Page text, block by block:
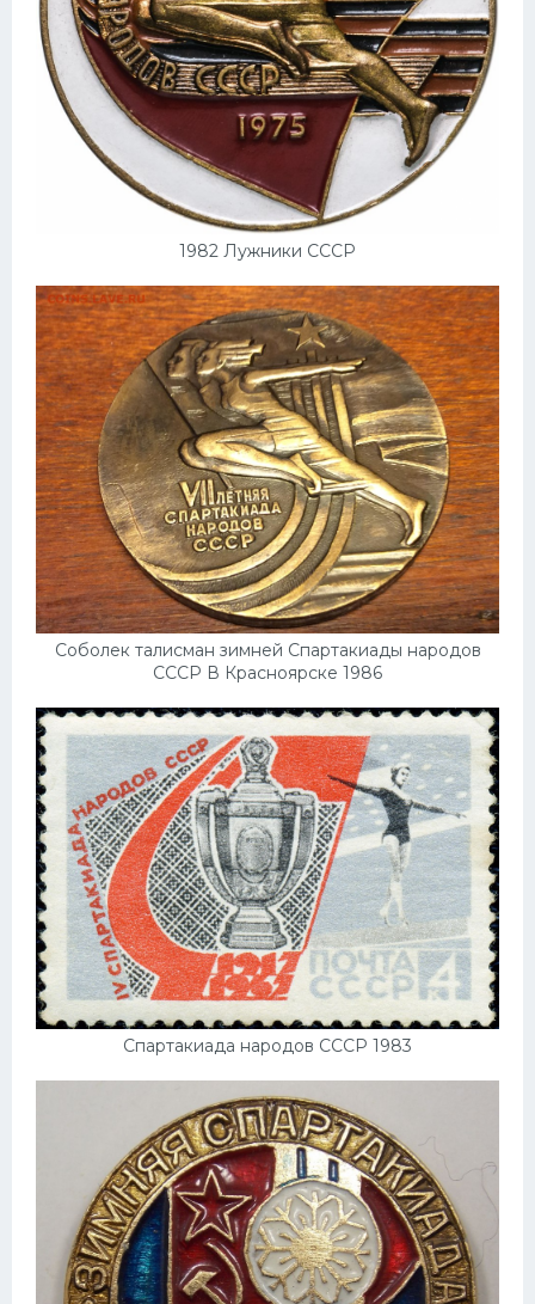
1982 Лужники СССР
Соболек талисман зимней Спартакиады народов
СССР В Красноярске 1986
Спартакиада народов СССР 1983